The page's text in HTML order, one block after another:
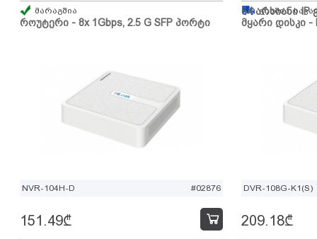
როუტერი - 8x 1Gbps, 2.5 G SFP პორტი
მარაგშია
64 არხიანი IP
მყარი დისკი -
გზაშია,
NVR-104H-D #02876
151.49₾
DVR-108G-K1(S)
209.18₾